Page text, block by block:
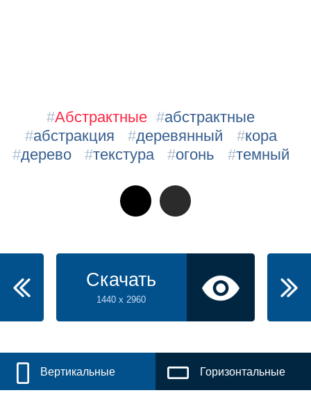
#Абстрактные #абстрактные
#абстракция #деревянный #кора
#дерево #текстура #огонь #темный
Скачать
1440 x 2960
Вертикальные Горизонтальные